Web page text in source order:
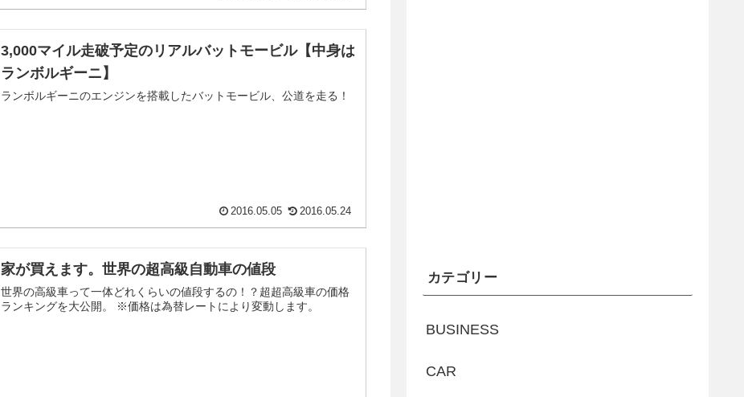
3,000マイル走破予定のリアルバットモービル【中身は
ランボルギーニ】
ランボルギーニのエンジンを搭載したバットモービル、公道を走る！
2016.05.05 2016.05.24
家が買えます。世界の超高級自動車の値段
世界の高級車って一体どれくらいの値段するの！？超超高級車の価格
ランキングを大公開。 ※価格は為替レートにより変動します。
カテゴリー
BUSINESS
CAR